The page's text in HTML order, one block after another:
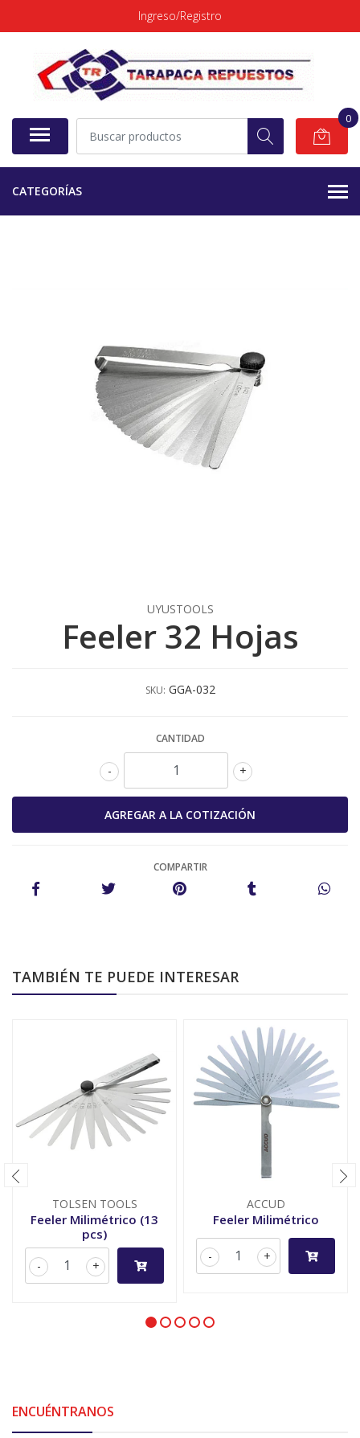
Ingreso/Registro
0
CATEGORÍAS
UYUSTOOLS
Feeler 32 Hojas
SKU: GGA-032
CANTIDAD
+
-
COMPARTIR
TAMBIÉN TE PUEDE INTERESAR
TOLSEN TOOLS
Feeler Milimétrico (13
pcs)
+
-
ACCUD
Feeler Milimétrico
+
-
ENCUÉNTRANOS